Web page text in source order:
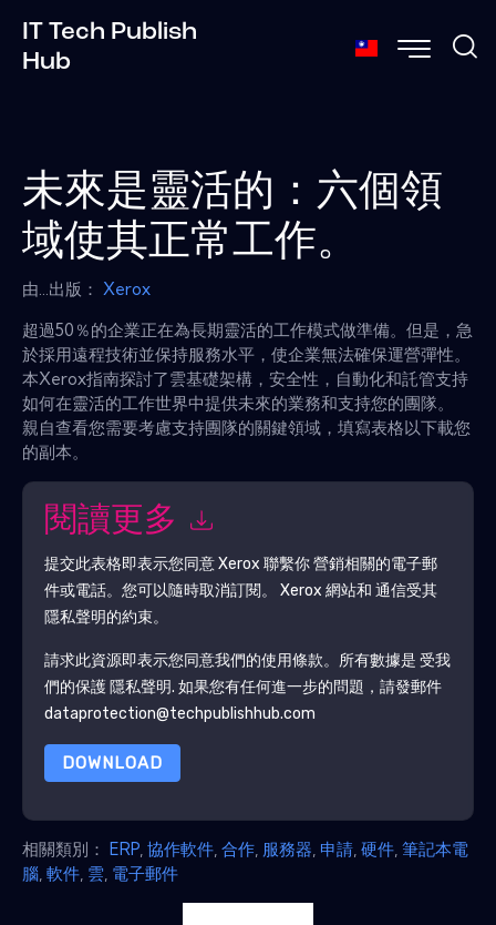
IT Tech Publish
Hub
未來是靈活的：六個領
域使其正常工作。
由...出版： Xerox
超過50％的企業正在為長期靈活的工作模式做準備。但是，急
於採用遠程技術並保持服務水平，使企業無法確保運營彈性。
本Xerox指南探討了雲基礎架構，安全性，自動化和託管支持
如何在靈活的工作世界中提供未來的業務和支持您的團隊。
親自查看您需要考慮支持團隊的關鍵領域，填寫表格以下載您
的副本。
閱讀更多
提交此表格即表示您同意Xerox 聯繫你 營銷相關的電子郵
件或電話。您可以隨時取消訂閱。 Xerox 網站和 通信受其
隱私聲明的約束。
請求此資源即表示您同意我們的使用條款。所有數據是 受我
們的保護 隱私聲明. 如果您有任何進一步的問題，請發郵件
dataprotection@techpublishhub.com
DOWNLOAD
相關類別： ERP 協作軟件 合作 服務器 申請 硬件 筆記本電
腦 軟件 雲 電子郵件